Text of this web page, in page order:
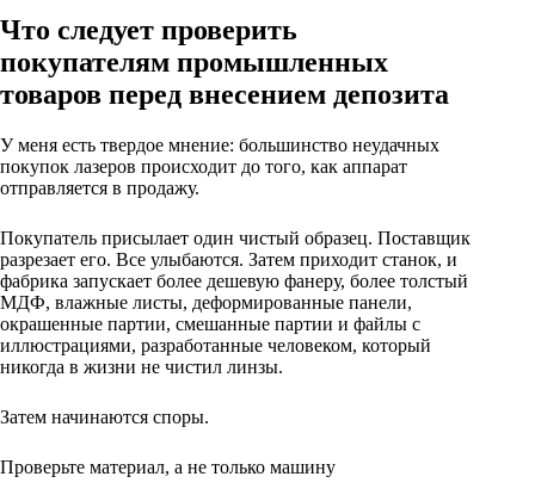
Что следует проверить
покупателям промышленных
товаров перед внесением депозита
У меня есть твердое мнение: большинство неудачных
покупок лазеров происходит до того, как аппарат
отправляется в продажу.
Покупатель присылает один чистый образец. Поставщик
разрезает его. Все улыбаются. Затем приходит станок, и
фабрика запускает более дешевую фанеру, более толстый
МДФ, влажные листы, деформированные панели,
окрашенные партии, смешанные партии и файлы с
иллюстрациями, разработанные человеком, который
никогда в жизни не чистил линзы.
Затем начинаются споры.
Проверьте материал, а не только машину